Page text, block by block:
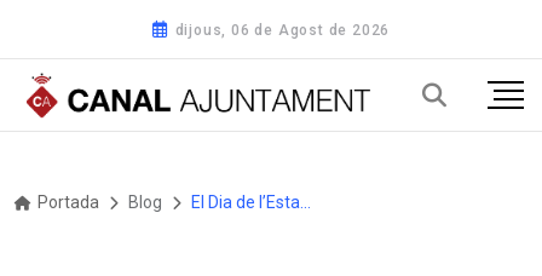
dijous, 06 de Agost de 2026
Portada Blog